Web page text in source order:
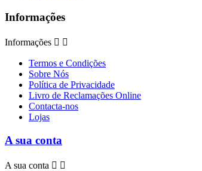
Informações
Informações  
Termos e Condições
Sobre Nós
Política de Privacidade
Livro de Reclamações Online
Contacta-nos
Lojas
A sua conta
A sua conta  